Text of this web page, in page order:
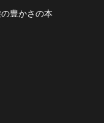
豊かさの本